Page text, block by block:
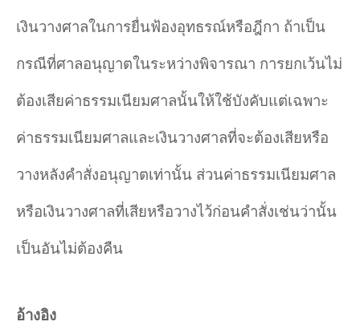
เงินวางศาลในการยื่นฟ้องอุทธรณ์หรือฎีกา ถ้าเป็น
กรณีที่ศาลอนุญาตในระหว่างพิจารณา การยกเว้นไม่
ต้องเสียค่าธรรมเนียมศาลนั้นให้ใช้บังคับแต่เฉพาะ
ค่าธรรมเนียมศาลและเงินวางศาลที่จะต้องเสียหรือ
วางหลังคำสั่งอนุญาตเท่านั้น ส่วนค่าธรรมเนียมศาล
หรือเงินวางศาลที่เสียหรือวางไว้ก่อนคำสั่งเช่นว่านั้น
เป็นอันไม่ต้องคืน
อ้างอิง